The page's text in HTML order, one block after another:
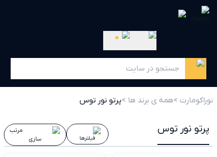
0
نوراکومارت >همه ی برند ها >پرتو نور توس
پرتو نور توس
فیلترها
مرتب
سازی